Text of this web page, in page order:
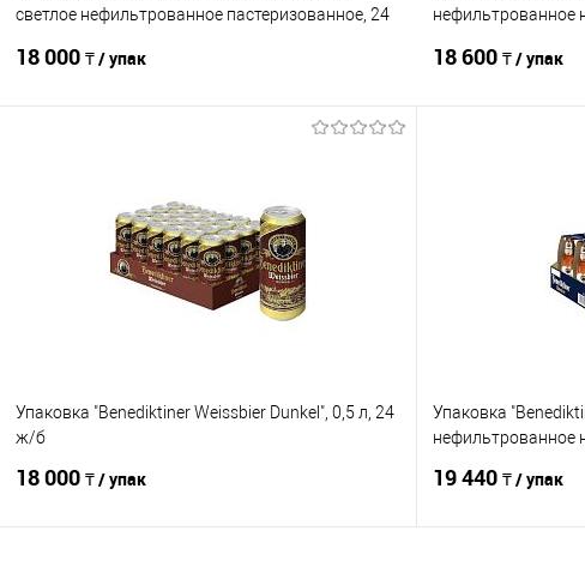
светлое нефильтрованное пастеризованное, 24
18 000 ₸ / упак
В избранное
В наличии
нефильтрованное
18 600 ₸ / упак
Упаковка "Benediktiner Weissbier Dunkel", 0,5 л, 24
ж/б
18 000 ₸ / упак
Упаковка
нефильтрованное
19 440 ₸ / упак